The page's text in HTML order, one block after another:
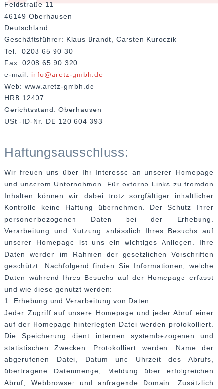
Feldstraße 11
46149 Oberhausen
Deutschland
Geschäftsführer: Klaus Brandt, Carsten Kuroczik
Tel.: 0208 65 90 30
Fax: 0208 65 90 320
e-mail: info@aretz-gmbh.de
Web: www.aretz-gmbh.de
HRB 12407
Gerichtsstand: Oberhausen
USt.-ID-Nr. DE 120 604 393
Haftungsausschluss:
Wir freuen uns über Ihr Interesse an unserer Homepage
und unserem Unternehmen. Für externe Links zu fremden
Inhalten können wir dabei trotz sorgfältiger inhaltlicher
Kontrolle keine Haftung übernehmen. Der Schutz Ihrer
personenbezogenen Daten bei der Erhebung,
Verarbeitung und Nutzung anlässlich Ihres Besuchs auf
unserer Homepage ist uns ein wichtiges Anliegen. Ihre
Daten werden im Rahmen der gesetzlichen Vorschriften
geschützt. Nachfolgend finden Sie Informationen, welche
Daten während Ihres Besuchs auf der Homepage erfasst
und wie diese genutzt werden:
1. Erhebung und Verarbeitung von Daten
Jeder Zugriff auf unsere Homepage und jeder Abruf einer
auf der Homepage hinterlegten Datei werden protokolliert.
Die Speicherung dient internen systembezogenen und
statistischen Zwecken. Protokolliert werden: Name der
abgerufenen Datei, Datum und Uhrzeit des Abrufs,
übertragene Datenmenge, Meldung über erfolgreichen
Abruf, Webbrowser und anfragende Domain. Zusätzlich